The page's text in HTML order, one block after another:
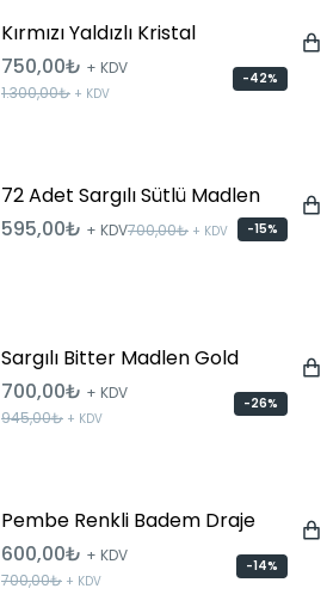
Kırmızı Yaldızlı Kristal
750,00₺ + KDV
1.300,00₺ + KDV
-42%
72 Adet Sargılı Sütlü Madlen
595,00₺ + KDV700,00₺ + KDV -15%
Sargılı Bitter Madlen Gold
700,00₺ + KDV
945,00₺ + KDV
-26%
Pembe Renkli Badem Draje
600,00₺ + KDV
700,00₺ + KDV
-14%